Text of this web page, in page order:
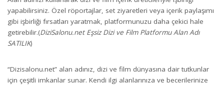
yapabilirsiniz. Özel röportajlar, set ziyaretleri veya içerik paylaşımı
gibi işbirliği fırsatları yaratmak, platformunuzu daha çekici hale
getirebilir.(DiziSalonu.net Eşsiz Dizi ve Film Platformu Alan Adı
SATILIK)
“Dizisalonu.net” alan adınız, dizi ve film dünyasına dair tutkunlar
için çeşitli imkanlar sunar. Kendi ilgi alanlarınıza ve becerilerinize